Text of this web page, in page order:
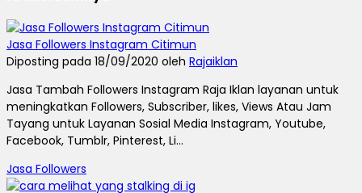
Jasa Followers Instagram Citimun
Diposting pada 18/09/2020 oleh Rajaiklan
Jasa Tambah Followers Instagram Raja Iklan layanan untuk
meningkatkan Followers, Subscriber, likes, Views Atau Jam
Tayang untuk Layanan Sosial Media Instagram, Youtube,
Facebook, Tumblr, Pinterest, Li...
Jasa Followers